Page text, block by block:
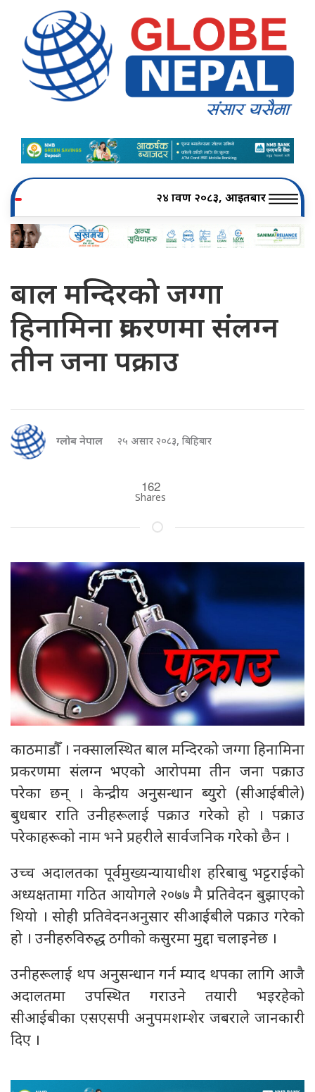
२४ श्रावण २०८३, आइतबार
बाल मन्दिरको जग्गा
हिनामिना प्रकरणमा संलग्न
तीन जना पक्राउ
ग्लोब नेपाल २५ असार २०८३, बिहिबार
162
Shares
काठमाडौँ । नक्सालस्थित बाल मन्दिरको जग्गा हिनामिना
प्रकरणमा संलग्न भएको आरोपमा तीन जना पक्राउ
परेका छन् । केन्द्रीय अनुसन्धान ब्युरो (सीआईबीले)
बुधबार राति उनीहरूलाई पक्राउ गरेको हो । पक्राउ
परेकाहरूको नाम भने प्रहरीले सार्वजनिक गरेको छैन ।
उच्च अदालतका पूर्वमुख्यन्यायाधीश हरिबाबु भट्टराईको
अध्यक्षतामा गठित आयोगले २०७७ मै प्रतिवेदन बुझाएको
थियो । सोही प्रतिवेदनअनुसार सीआईबीले पक्राउ गरेको
हो । उनीहरुविरुद्ध ठगीको कसुरमा मुद्दा चलाइनेछ ।
उनीहरूलाई थप अनुसन्धान गर्न म्याद थपका लागि आजै
अदालतमा उपस्थित गराउने तयारी भइरहेको
सीआईबीका एसएसपी अनुपमशम्शेर जबराले जानकारी
दिए ।